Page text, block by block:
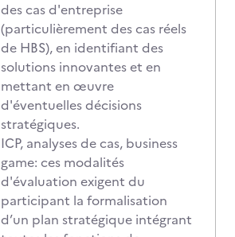
des cas d'entreprise
(particulièrement des cas réels
de HBS), en identifiant des
solutions innovantes et en
mettant en œuvre
d'éventuelles décisions
stratégiques.
ICP, analyses de cas, business
game: ces modalités
d'évaluation exigent du
participant la formalisation
d’un plan stratégique intégrant